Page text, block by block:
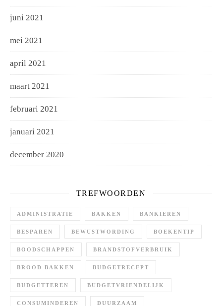
juni 2021
mei 2021
april 2021
maart 2021
februari 2021
januari 2021
december 2020
TREFWOORDEN
ADMINISTRATIE BAKKEN BANKIEREN
BESPAREN BEWUSTWORDING BOEKENTIP
BOODSCHAPPEN BRANDSTOFVERBRUIK
BROOD BAKKEN BUDGETRECEPT
BUDGETTEREN BUDGETVRIENDELIJK
CONSUMINDEREN DUURZAAM